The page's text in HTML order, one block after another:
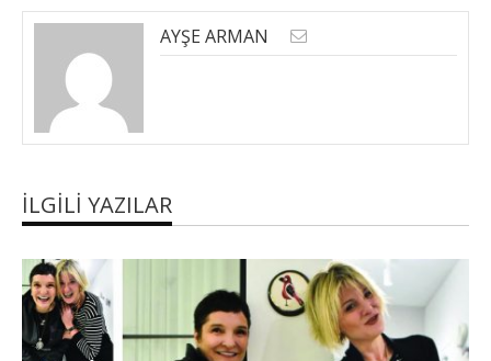
AYŞE ARMAN
İLGILI YAZILAR